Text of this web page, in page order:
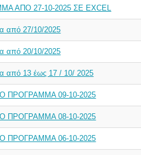
ΑΠΟ 27-10-2025 ΣΕ EXCEL
από 27/10/2025
από 20/10/2025
από 13 έως 17 / 10/ 2025
ΠΡΟΓΡΑΜΜΑ 09-10-2025
ΠΡΟΓΡΑΜΜΑ 08-10-2025
ΠΡΟΓΡΑΜΜΑ 06-10-2025